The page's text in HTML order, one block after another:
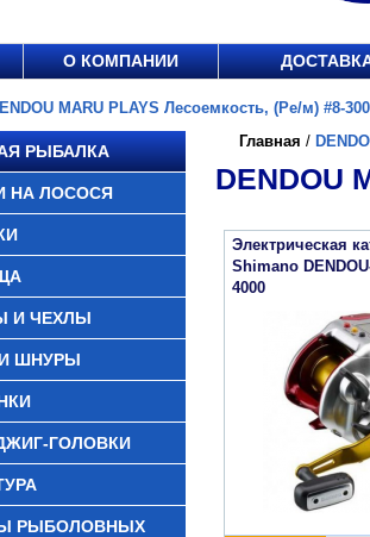
О КОМПАНИИ
MARU PLAYS Лесоемкость, (Ре/м) #8-
РЫБАЛКА
НА ЛОСОСЯ
И ЧЕХЛЫ
ШНУРЫ
ГОЛОВКИ
РЫБОЛОВНЫХ
Главная /
DENDOU
Электрическая
Shimano
4000